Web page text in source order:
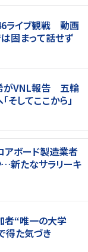
ライブ観戦 動画
固まって話せず
がVNL報告 五輪
してここから」
アボード製造業者
新たなサラリーキ
者“唯一の大学
得た気づき